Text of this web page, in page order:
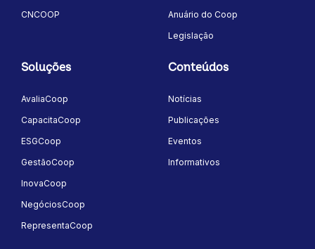
CNCOOP
Anuário do Coop
Legislação
Soluções
AvaliaCoop
CapacitaCoop
ESGCoop
GestãoCoop
InovaCoop
NegóciosCoop
RepresentaCoop
Conteúdos
Notícias
Publicações
Eventos
Informativos